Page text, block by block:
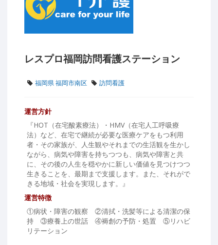
レスプロ福岡訪問看護ステーション
福岡県 福岡市南区 訪問看護
運営方針
『HOT（在宅酸素療法）・HMV（在宅人工呼吸療
法）など、在宅で継続が必要な医療ケアをもつ利用
者・その家族が、人生観やそれまでの生活観を生かし
ながら、病気や障害を持ちつつも、病気や障害と共
に、その後の人生を穏やかに新しい価値を見つけつつ
生きることを、最期まで支援します。また、それがで
きる地域・社会を実現します。』
運営特徴
①病状・障害の観察 ②清拭・洗髪等による清潔の保
持 ③療養上の世話 ④褥創の予防・処置 ⑤リハビ
リテーション